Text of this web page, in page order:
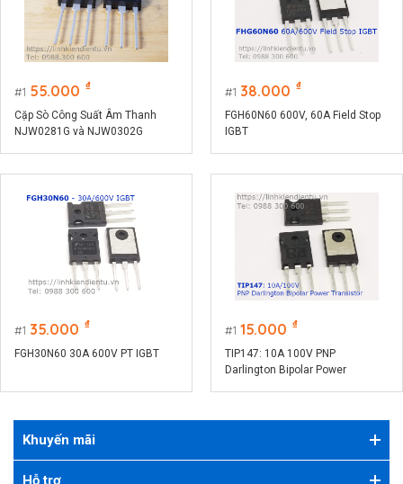
1 55.000 ₫
Cặp Sò Công Suất Âm Thanh
NJW0281G và NJW0302G
1 38.000 ₫
FGH60N60 600V, 60A Field Stop
IGBT
1 35.000 ₫
FGH30N60 30A 600V PT IGBT
1 15.000 ₫
TIP147: 10A 100V PNP
Darlington Bipolar Power
Khuyến mãi
Hỗ trợ